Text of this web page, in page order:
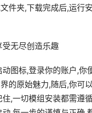
件夹,下载完成后,运行
无尽创造乐趣
动图标,登录你的账户,
的原始魅力,随后,你可
,一切模组安装都需遵